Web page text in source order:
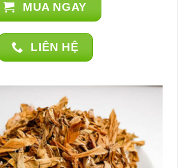
MUA NGAY
LIÊN HỆ